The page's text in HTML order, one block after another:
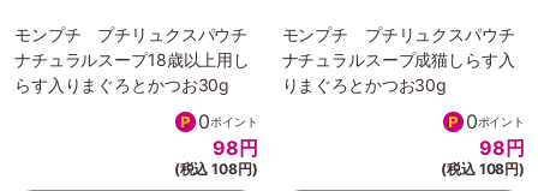
モンプチ プチリュクスパウチ
ナチュラルスープ18歳以上用し
らす入りまぐろとかつお30g
0ポイント
98円
(税込 108円)
モンプチ プチリュクスパウチ
ナチュラルスープ成猫しらす入
りまぐろとかつお30g
0ポイント
98円
(税込 108円)